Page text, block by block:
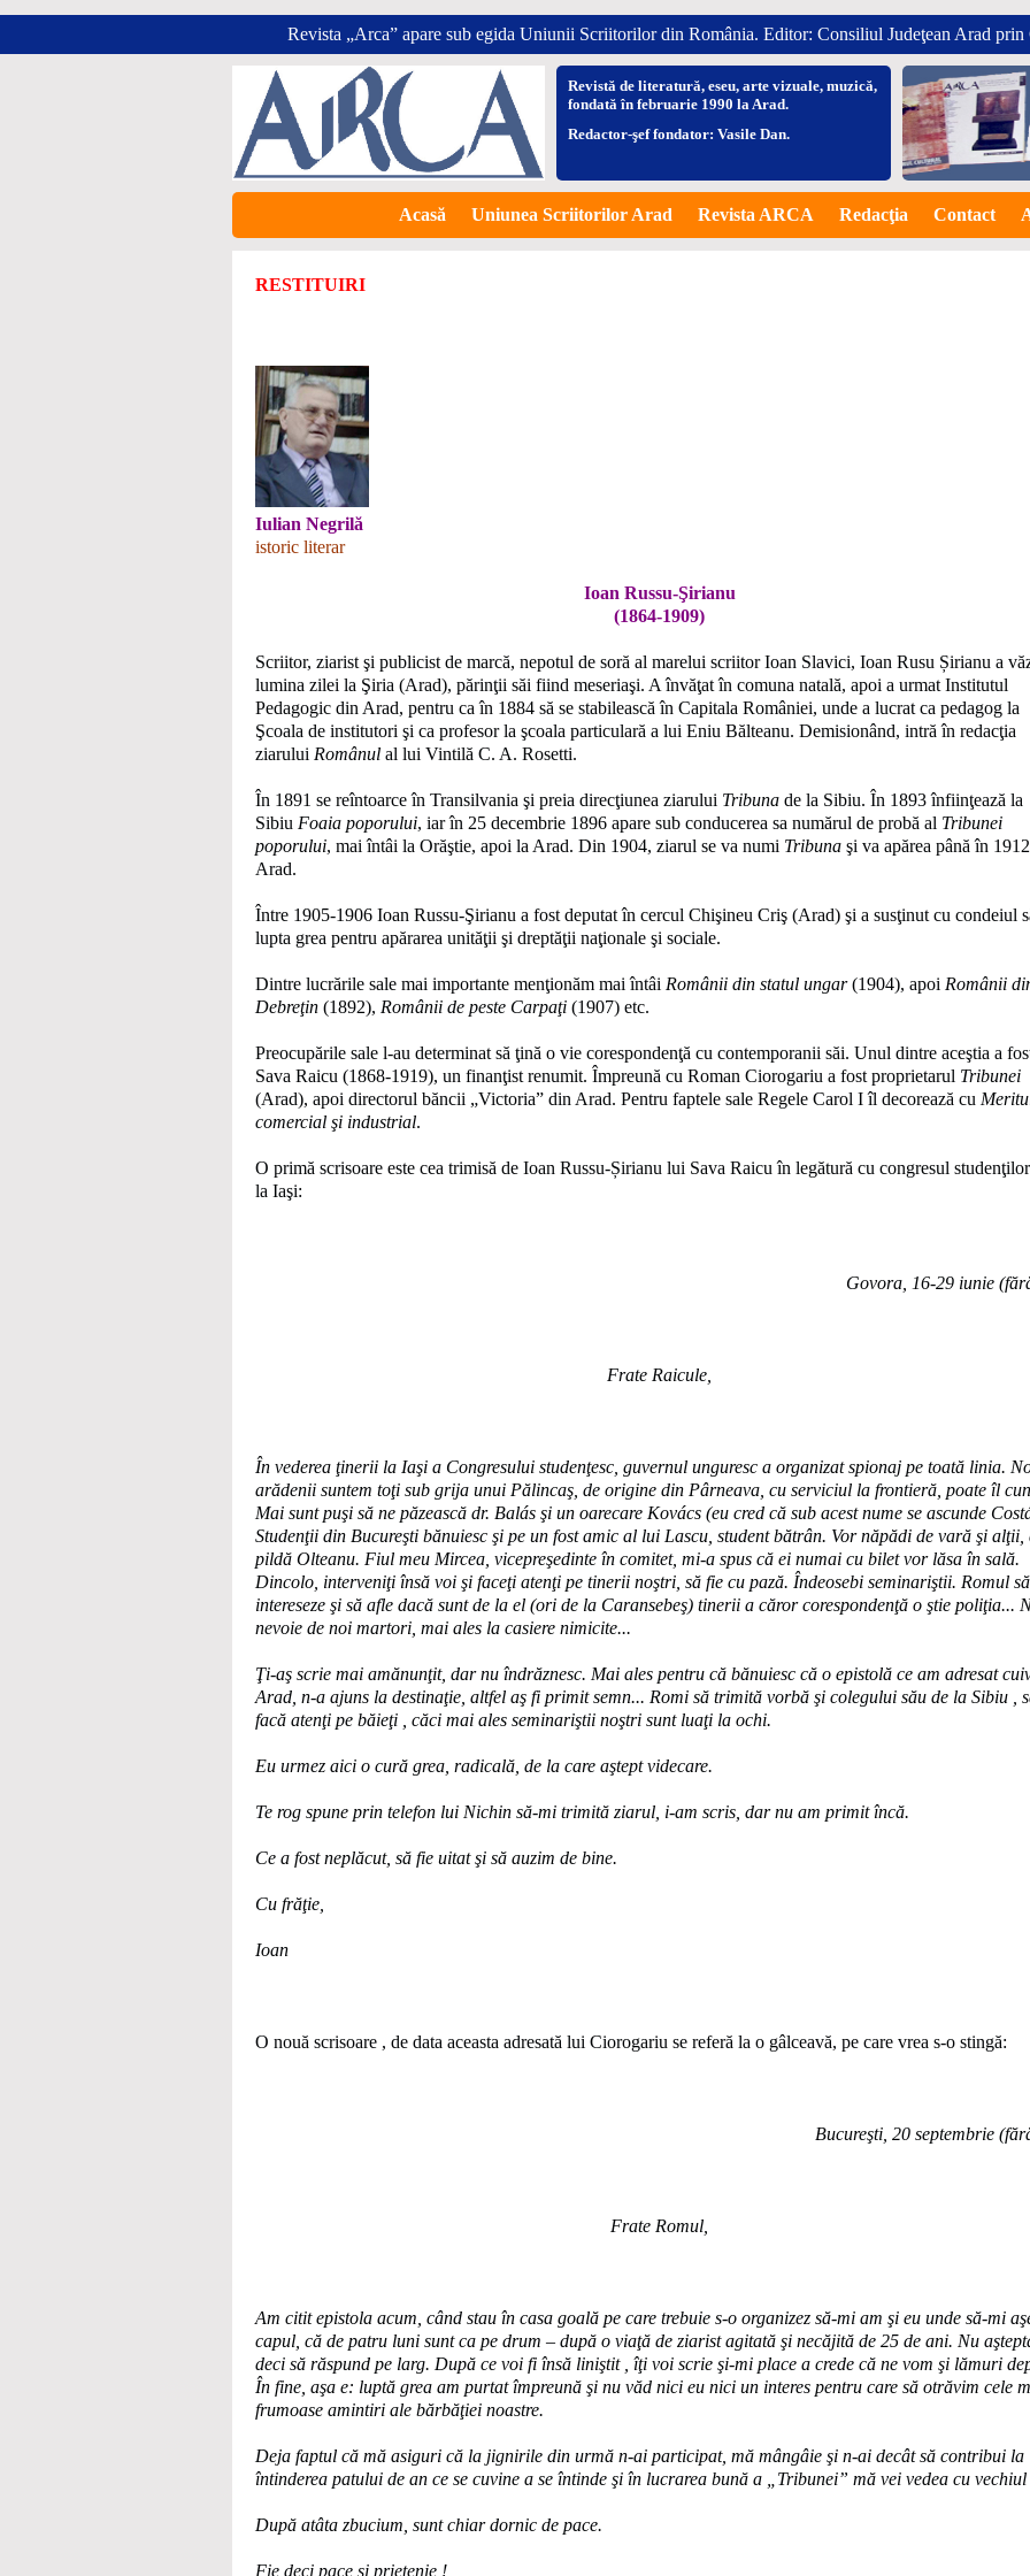
Revista „Arca” apare sub egida Uniunii Scriitorilor din România. Editor: Consiliul Judeţean Arad
Revistă de literatură, eseu, arte vizuale, muzică,
fondată în februarie 1990 la Arad.
Redactor-şef fondator: Vasile Dan.
Acasă Uniunea Scriitorilor Arad Revista ARCA Redacţia Contact
RESTITUIRI
Iulian Negrilă
istoric literar
Ioan Russu-Şirianu
(1864-1909)
Scriitor, ziarist şi publicist de marcă, nepotul de soră al marelui scriitor Ioan Slavici, Ioan Rusu Șirianu a
lumina zilei la Şiria (Arad), părinţii săi fiind meseriaşi. A învăţat în comuna natală, apoi a urmat Institutul
Pedagogic din Arad, pentru ca în 1884 să se stabilească în Capitala României, unde a lucrat ca pedagog la
Şcoala de institutori şi ca profesor la şcoala particulară a lui Eniu Bălteanu. Demisionând, intră în redacţia
ziarului Românulal lui Vintilă C. A. Rosetti.
În 1891 se reîntoarce în Transilvania şi preia direcţiunea ziarului Tribunade la Sibiu. În 1893 înfiinţează la
Sibiu Foaia poporului, iar în 25 decembrie 1896 apare sub conducerea sa numărul de probă al Tribunei
poporului, mai întâi la Orăştie, apoi la Arad. Din 1904, ziarul se va numi Tribunaşi va apărea până în
Arad.
Între 1905-1906 Ioan Russu-Şirianu a fost deputat în cercul Chişineu Criş (Arad) şi a susţinut cu condeiul
lupta grea pentru apărarea unităţii şi dreptăţii naţionale şi sociale.
Dintre lucrările sale mai importante menţionăm mai întâi Românii din statul ungar(1904), apoi Românii
Debreţin(1892), Românii de peste Carpaţi(1907) etc.
Preocupările sale l-au determinat să ţină o vie corespondenţă cu contemporanii săi. Unul dintre aceştia a
Sava Raicu (1868-1919), un finanţist renumit. Împreună cu Roman Ciorogariu a fost proprietarul Tribunei
(Arad), apoi directorul băncii „Victoria” din Arad. Pentru faptele sale Regele Carol I îl decorează cu
comercial şi industrial.
O primă scrisoare este cea trimisă de Ioan Russu-Șirianu lui Sava Raicu în legătură cu congresul
la Iaşi:
Govora, 16-29 iunie
Frate Raicule,
În vederea ţinerii la Iaşi a Congresului studenţesc, guvernul unguresc a organizat spionaj pe toată linia.
arădenii suntem toţi sub grija unui Pălincaş, de origine din Pârneava, cu serviciul la frontieră, poate îl
Mai sunt puşi să ne păzească dr. Balás şi un oarecare Kovács (eu cred că sub acest nume se ascunde
Studenţii din Bucureşti bănuiesc şi pe un fost amic al lui Lascu, student bătrân. Vor năpădi de vară şi alţii,
pildă Olteanu. Fiul meu Mircea, vicepreşedinte în comitet, mi-a spus că ei numai cu bilet vor lăsa în sală.
Dincolo, interveniţi însă voi şi faceţi atenţi pe tinerii noştri, să fie cu pază. Îndeosebi seminariştii. Romul
intereseze şi să afle dacă sunt de la el (ori de la Caransebeş) tinerii a căror corespondenţă o ştie poliţia...
nevoie de noi martori, mai ales la casiere nimicite...
Ţi-aş scrie mai amănunţit, dar nu îndrăznesc. Mai ales pentru că bănuiesc că o epistolă ce am adresat
Arad, n-a ajuns la destinaţie, altfel aş fi primit semn... Romi să trimită vorbă şi colegului său de la Sibiu ,
facă atenţi pe băieţi , căci mai ales seminariştii noştri sunt luaţi la ochi.
Eu urmez aici o cură grea, radicală, de la care aştept videcare.
Te rog spune prin telefon lui Nichin să-mi trimită ziarul, i-am scris, dar nu am primit încă.
Ce a fost neplăcut, să fie uitat şi să auzim de bine.
Cu frăţie,
Ioan
O nouă scrisoare , de data aceasta adresată lui Ciorogariu se referă la o gâlceavă, pe care vrea s-o stingă:
Bucureşti, 20 septembrie
Frate Romul,
Am citit epistola acum, când stau în casa goală pe care trebuie s-o organizez să-mi am şi eu unde să-mi
capul, că de patru luni sunt ca pe drum – după o viaţă de ziarist agitată şi necăjită de 25 de ani. Nu
deci să răspund pe larg. După ce voi fi însă liniştit , îţi voi scrie şi-mi place a crede că ne vom şi lămuri
În fine, aşa e: luptă grea am purtat împreună şi nu văd nici eu nici un interes pentru care să otrăvim cele
frumoase amintiri ale bărbăţiei noastre.
Deja faptul că mă asiguri că la jignirile din urmă n-ai participat, mă mângâie şi n-ai decât să contribui la
întinderea patului de an ce se cuvine a se întinde şi în lucrarea bună a „Tribunei” mă vei vedea cu vechiul
După atâta zbucium, sunt chiar dornic de pace.
Fie deci pace şi prietenie !